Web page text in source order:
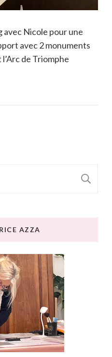
avec Nicole pour une
avec 2 monuments
de Triomphe
AZZA